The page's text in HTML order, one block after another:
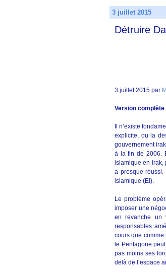
3 juillet 2015
Détruire
3 juillet 2015 par
Version
Il n’existe
explicite, ou la
gouvernement
à la fin de 2006.
islamique en Irak,
a presque réussi.
islamique (EI).
Le problème
imposer une
en revanche un
responsables
cours que
le Pentagone
pas moins ses
delà de l’espace